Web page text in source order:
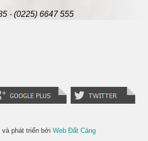
- (0225) 6647 555
và phát triển bởiWeb Đất Cảng